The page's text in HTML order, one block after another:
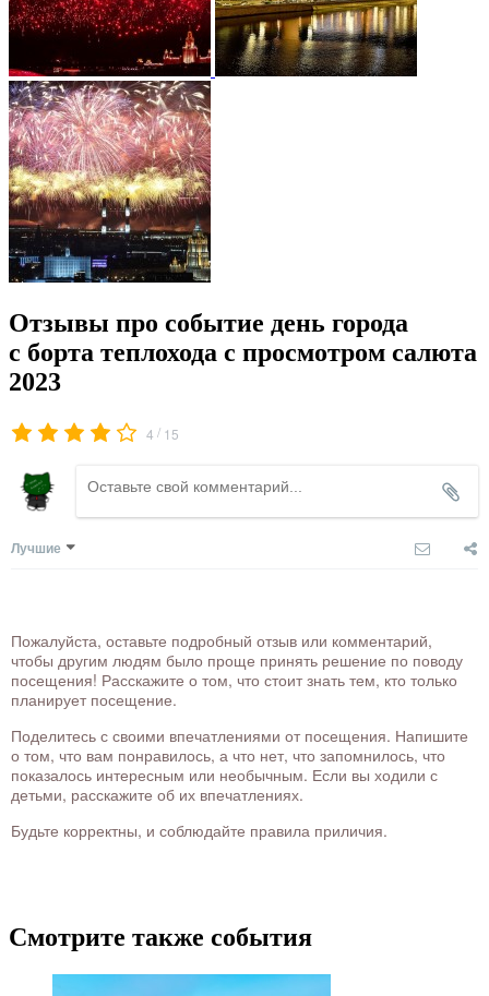
Отзывы про событие день города
с борта теплохода с просмотром салюта
2023
4 / 15
Лучшие
Пожалуйста, оставьте подробный отзыв или комментарий,
чтобы другим людям было проще принять решение по поводу
посещения! Расскажите о том, что стоит знать тем, кто только
планирует посещение.
Поделитесь с своими впечатлениями от посещения. Напишите
о том, что вам понравилось, а что нет, что запомнилось, что
показалось интересным или необычным. Если вы ходили с
детьми, расскажите об их впечатлениях.
Будьте корректны, и соблюдайте правила приличия.
Смотрите также события